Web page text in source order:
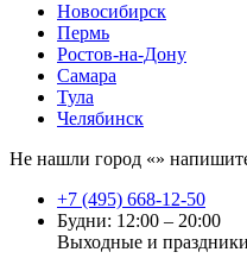
Новосибирск
Пермь
Ростов-на-Дону
Самара
Тула
Челябинск
Не нашли город «»
+7 (495) 668-12-50
Будни: 12:00 – 20:00
Выходные и